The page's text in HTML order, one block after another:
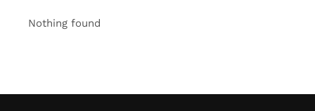
Nothing found